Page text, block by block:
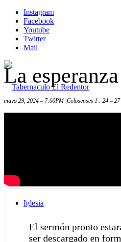
Instagram
Facebook
Youtube
Twitter
Mail
Iglesia
La
mayo 29, 2024 – 7:00PM |Colosenses 1 : 24 –
El sermón pronto
ser descargado en